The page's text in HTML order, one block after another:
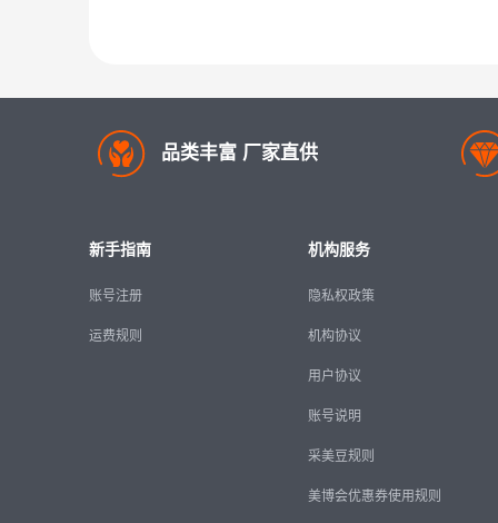
品类丰富 厂家直供
新手指南
账号注册
运费规则
机构服务
隐私权政策
机构协议
用户协议
账号说明
采美豆规则
美博会优惠券使用规则